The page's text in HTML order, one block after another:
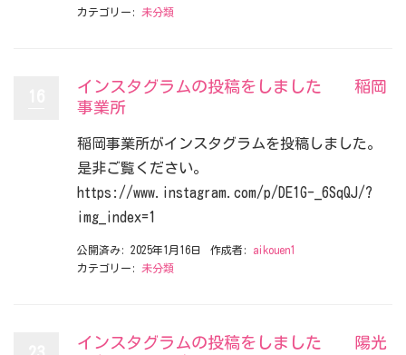
カテゴリー: 未分類
インスタグラムの投稿をしました 稲岡
事業所
稲岡事業所がインスタグラムを投稿しました。
是非ご覧ください。
https://www.instagram.com/p/DE1G-_6SqQJ/?
img_index=1
公開済み: 2025年1月16日 作成者: aikouen1
カテゴリー: 未分類
インスタグラムの投稿をしました 陽光